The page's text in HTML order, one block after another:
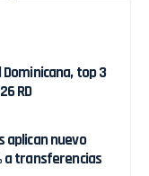
top 3
RD
aplican nuevo
a transferencias